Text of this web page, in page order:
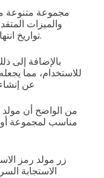
والميزات
تواريخ انتهاء صلاحية إلى رموز الاستجابة السريعة.
بالإضافة إلى
للاستخدام، مما
عن
من الواضح أن مولد
زر مولد رمز
الاستجابة